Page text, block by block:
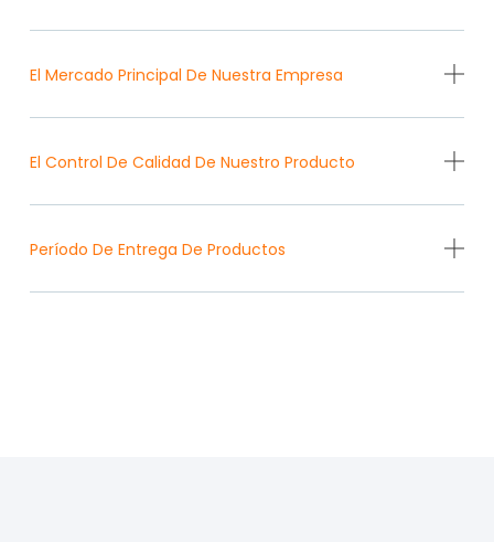
El Mercado Principal De Nuestra Empresa
El Control De Calidad De Nuestro Producto
Período De Entrega De Productos